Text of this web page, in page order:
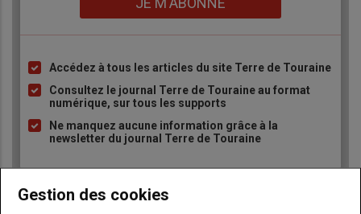
Liste
à
puce
Accédez à tous les articles du site Terre de Touraine
Consultez le journal Terre de Touraine au format
numérique, sur tous les supports
Ne manquez aucune information grâce à la
newsletter du journal Terre de Touraine
Gestion des cookies